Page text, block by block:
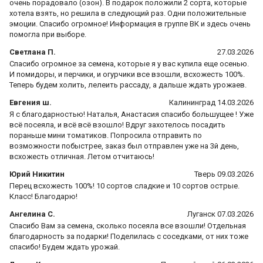
очень порадовало (озон). В подарок положили 2 сорта, которые
хотела взять, но решила в следующий раз. Одни положительные
эмоции. Спасибо огромное! Информация в группе ВК и здесь очень
помогла при выборе.
Светлана П.
27.03.2026
Спасибо огромное за семена, которые я у вас купила еще осенью.
И помидоры, и перчики, и огурчики все взошли, всхожесть 100%.
Теперь будем холить, лелеить рассаду, а дальше ждать урожаев.
Евгения ш.
Калининград 14.03.2026
Я с благодарностью! Наталья, Анастасия спасибо большущее ! Уже
всё посеяла, и всё всё взошло! Вдруг захотелось посадить
пораньше мини томатиков. Попросила отправить по
возможности побыстрее, заказ был отправлен уже на 3й день,
всхожесть отличная. Летом отчитаюсь!
Юрий Никитин
Тверь 09.03.2026
Перец всхожесть 100%! 10 сортов сладкие и 10 сортов острые.
Класс! Благодарю!
Ангелина С.
Луганск 07.03.2026
Спасибо Вам за семена, сколько посеяла все взошли! Отдельная
благодарность за подарки! Поделилась с соседками, от них тоже
спасибо! Будем ждать урожай.